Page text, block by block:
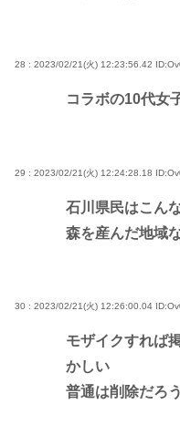
28 : 2023/02/21(火) 12:23:56.42
コラボの10代女
29 : 2023/02/21(火) 12:24:28.18
石川県民はこん
森を産んだ地域
30 : 2023/02/21(火) 12:26:00.04
モザイクすれば
かしい
普通は削除だろ